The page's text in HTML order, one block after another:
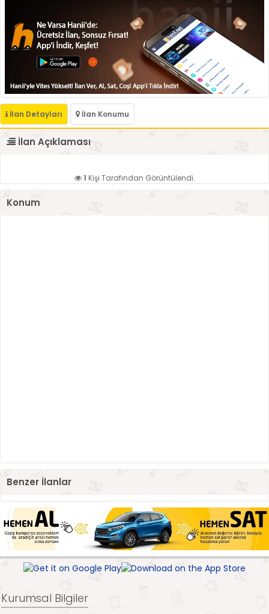
İlan Detayları İlan Konumu
İlan Açıklaması
1 Kişi Tarafından Görüntülendi.
Konum
Benzer İlanlar
Kurumsal Bilgiler